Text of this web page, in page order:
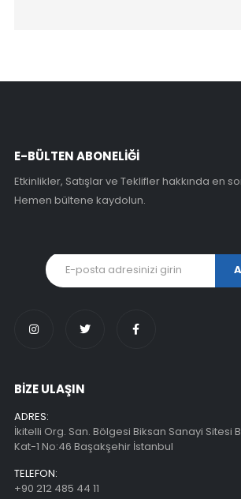
E-BÜLTEN ABONELİĞİ
Etkinlikler, Satışlar ve Teklifler hakkında en
Hemen bültene kaydolun.
BİZE ULAŞIN
ADRES:
İkitelli Org. San. Bölgesi Biksan Sanayi Sitesi
Kat-1 No:46 Başakşehir İstanbul
TELEFON:
+90 212 485 44 11